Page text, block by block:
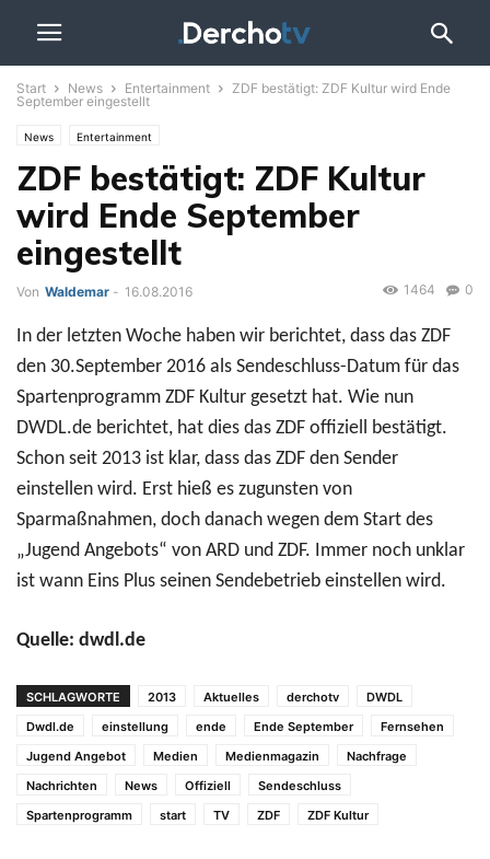
Start News Entertainment
ZDF bestätigt: ZDF Kultur wird Ende
September eingestellt
News Entertainment
ZDF bestätigt: ZDF Kultur
wird Ende September
eingestellt
Von Waldemar - 16.08.2016 0
1464
In der letzten Woche haben wir berichtet, dass das ZDF
den 30.September 2016 als Sendeschluss-Datum für das
Spartenprogramm ZDF Kultur gesetzt hat. Wie nun
DWDL.de berichtet, hat dies das ZDF offiziell bestätigt.
Schon seit 2013 ist klar, dass das ZDF den Sender
einstellen wird. Erst hieß es zugunsten von
Sparmaßnahmen, doch danach wegen dem Start des
„Jugend Angebots“ von ARD und ZDF. Immer noch unklar
ist wann Eins Plus seinen Sendebetrieb einstellen wird.
Quelle: dwdl.de
SCHLAGWORTE 2013 Aktuelles derchotv
DWDL
Dwdl.de
einstellung ende Ende September
Fernsehen
Jugend Angebot
Medien Medienmagazin
Nachfrage
Nachrichten
News Offiziell
Sendeschluss
Spartenprogramm
start TV ZDF ZDF Kultur